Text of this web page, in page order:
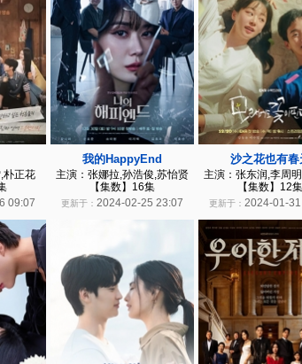
朴正花
09:07
我的HappyEnd
主演：张娜拉,孙浩俊,苏怡贤
【集数】16集
更新于： 2024-02-25 23:07
沙之花也有春
主演：张东润,李周
【集数】12集
更新于： 2024-01-